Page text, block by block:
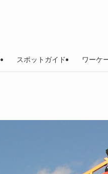
スポットガイド ワーケ